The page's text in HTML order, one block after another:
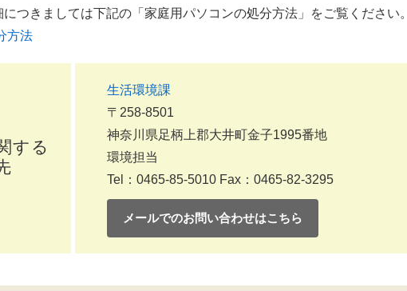
つきましては下記の「家庭用パソコンの処分方法」をご覧ください。
方法
する
生活環境課
〒258-8501
神奈川県足柄上郡大井町金子1995番地
環境担当
Tel：0465-85-5010 Fax：0465-82-3295
メールでのお問い合わせはこちら